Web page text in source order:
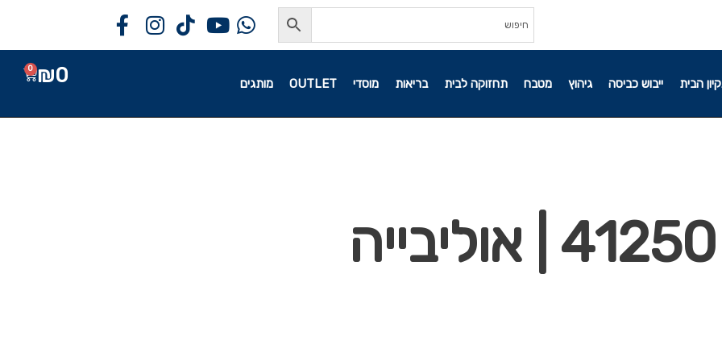
הבית ייבוש כביסה גיהוץ מטבח תחזוקה לבית בריאות מוסדי OUTLET מותגים ₪0
0
15מברשת אבק 41250 | אוליבייה